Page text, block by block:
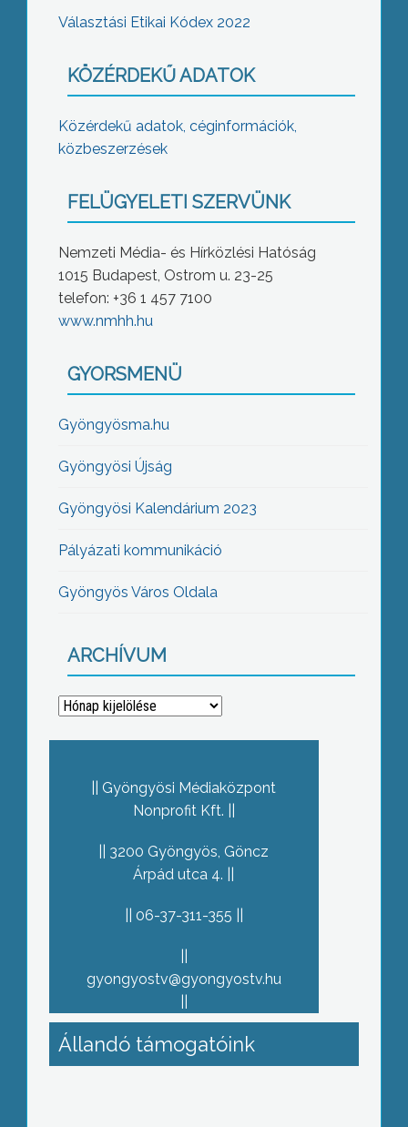
Választási Etikai Kódex 2022
KÖZÉRDEKŰ ADATOK
Közérdekű adatok, céginformációk,
közbeszerzések
FELÜGYELETI SZERVÜNK
Nemzeti Média- és Hírközlési Hatóság
1015 Budapest, Ostrom u. 23-25
telefon: +36 1 457 7100
www.nmhh.hu
GYORSMENÜ
Gyöngyösma.hu
Gyöngyösi Újság
Gyöngyösi Kalendárium 2023
Pályázati kommunikáció
Gyöngyös Város Oldala
ARCHÍVUM
Archívum
Gyöngyösi Médiaközpont
Nonprofit Kft.
3200 Gyöngyös, Göncz
Árpád utca 4.
06-37-311-355
gyongyostv@gyongyostv.hu
Állandó támogatóink